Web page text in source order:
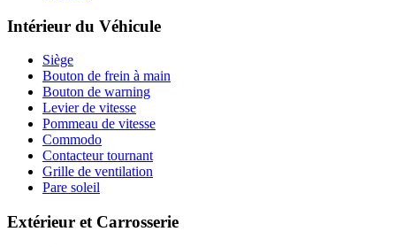
Intérieur du Véhicule
Siège
Bouton de frein à main
Bouton de warning
Levier de vitesse
Pommeau de vitesse
Commodo
Contacteur tournant
Grille de ventilation
Pare soleil
Extérieur et Carrosserie